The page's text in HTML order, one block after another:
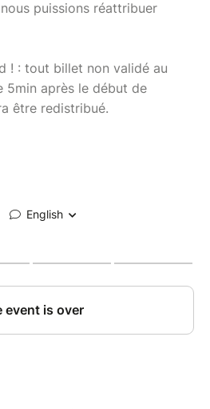
puissions réattribuer
! : tout billet non validé au
5min après le début de
être redistribué.